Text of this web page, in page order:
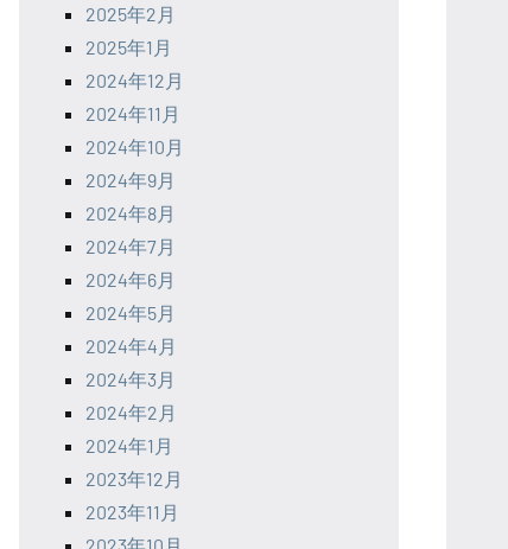
2025年2月
2025年1月
2024年12月
2024年11月
2024年10月
2024年9月
2024年8月
2024年7月
2024年6月
2024年5月
2024年4月
2024年3月
2024年2月
2024年1月
2023年12月
2023年11月